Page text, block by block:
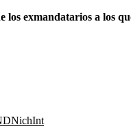
los exmandatarios a los